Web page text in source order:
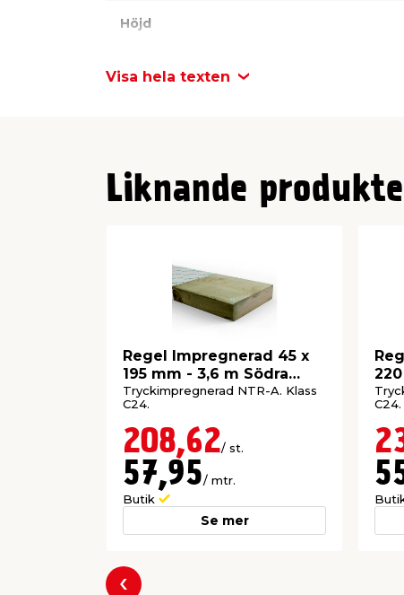
Steghöjd: 170 mm
Höjd
Steghöjd
Visa hela texten
Liknande
Regel Impregnerad 45 x
195 mm - 3,6 m Södra
Wood
Tryckimpregnerad NTR-A. Klass
C24.
208,62/ st.
57,95/ mtr.
Butik
Se mer